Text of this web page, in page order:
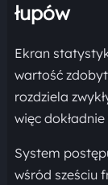
łupów
Ekran
wartość
rozdziela
więc
System
wśród sześciu